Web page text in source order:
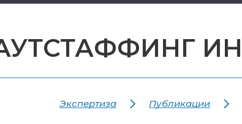
Экспертиза Публикации